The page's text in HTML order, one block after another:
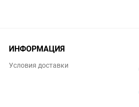
ИНФОРМАЦИЯ
Условия доставки